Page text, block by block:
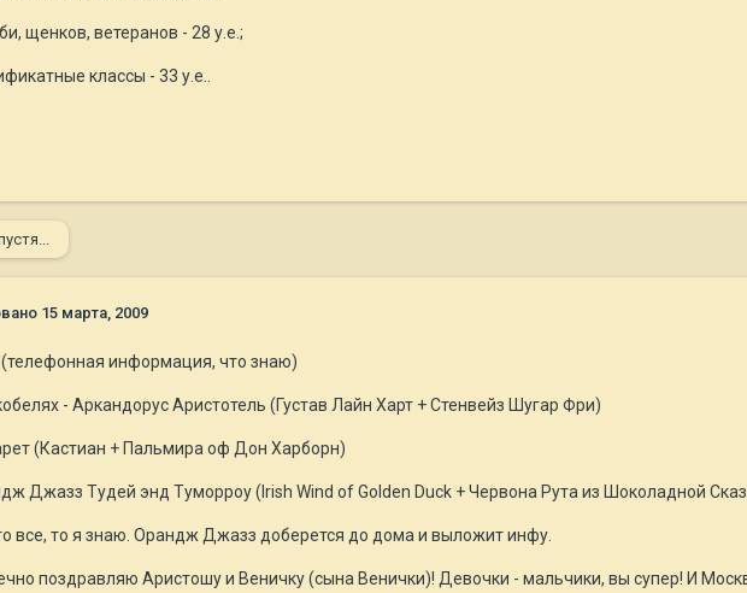
щенков, ветеранов - 28 у.е.;
классы - 33 у.е..
15 марта, 2009
информация, что знаю)
- Аркандорус Аристотель (Густав Лайн Харт + Стенвейз Шугар Фри)
(Кастиан + Пальмира оф Дон Харборн)
Джазз Тудей энд Туморроу (Irish Wind of Golden Duck + Червона Рута из Шоколадной
все, то я знаю. Орандж Джазз доберется до дома и выложит инфу.
поздравляю Аристошу и Веничку (сына Венички)! Девочки - мальчики, вы супер! И